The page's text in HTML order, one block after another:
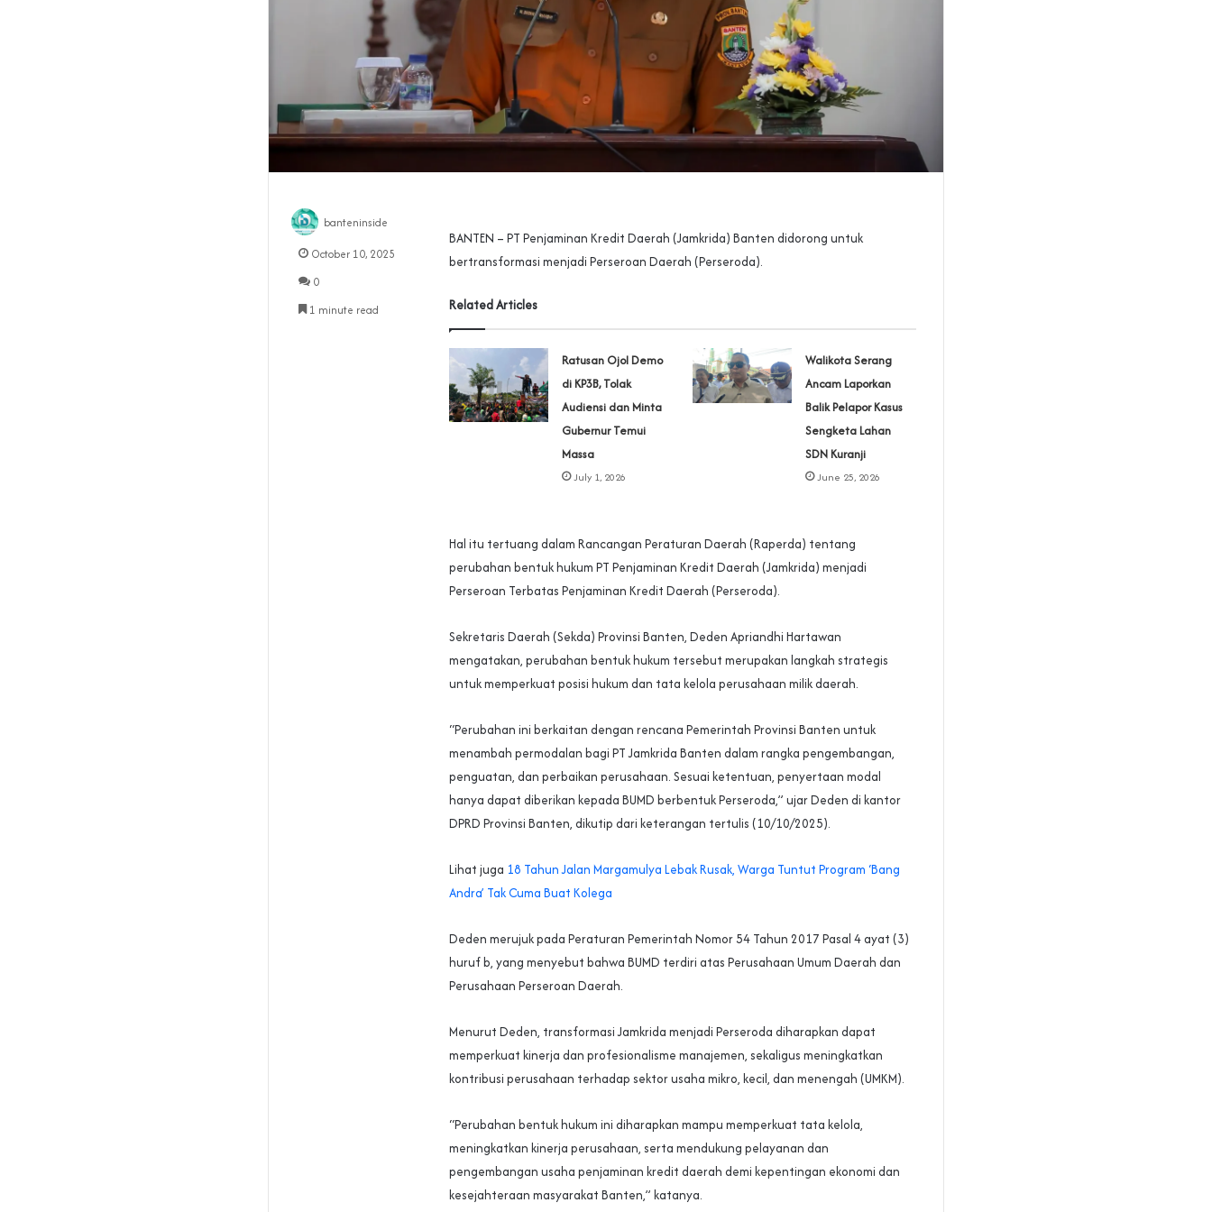
BANTEN – PT Penjaminan Kredit Daerah (Jamkrida) Banten didorong untuk
bertransformasi menjadi Perseroan Daerah (Perseroda).‎
Related Articles
‎Ratusan Ojol Demo
di KP3B, Tolak
Audiensi dan Minta
Gubernur Temui
Massa
July 1, 2026
Walikota Serang
Ancam Laporkan
Balik Pelapor Kasus
Sengketa Lahan
SDN Kuranji‎
June 25, 2026
Hal itu tertuang dalam Rancangan Peraturan Daerah (Raperda) tentang
perubahan bentuk hukum PT Penjaminan Kredit Daerah (Jamkrida) menjadi
Perseroan Terbatas Penjaminan Kredit Daerah (Perseroda).‎
Sekretaris Daerah (Sekda) Provinsi Banten, Deden Apriandhi Hartawan
mengatakan, perubahan bentuk hukum tersebut merupakan langkah strategis
untuk memperkuat posisi hukum dan tata kelola perusahaan milik daerah.
‎“Perubahan ini berkaitan dengan rencana Pemerintah Provinsi Banten untuk
menambah permodalan bagi PT Jamkrida Banten dalam rangka pengembangan,
penguatan, dan perbaikan perusahaan. Sesuai ketentuan, penyertaan modal
hanya dapat diberikan kepada BUMD berbentuk Perseroda,” ujar Deden di kantor
DPRD Provinsi Banten, dikutip dari keterangan tertulis (10/10/2025).
Lihat juga 18 Tahun Jalan Margamulya Lebak Rusak, Warga Tuntut Program ‘Bang
Andra’ Tak Cuma Buat Kolega
‎‎Deden merujuk pada Peraturan Pemerintah Nomor 54 Tahun 2017 Pasal 4 ayat (3)
huruf b, yang menyebut bahwa BUMD terdiri atas Perusahaan Umum Daerah dan
Perusahaan Perseroan Daerah.‎‎
Menurut Deden, transformasi Jamkrida menjadi Perseroda diharapkan dapat
memperkuat kinerja dan profesionalisme manajemen, sekaligus meningkatkan
kontribusi perusahaan terhadap sektor usaha mikro, kecil, dan menengah (UMKM).‎‎
“Perubahan bentuk hukum ini diharapkan mampu memperkuat tata kelola,
meningkatkan kinerja perusahaan, serta mendukung pelayanan dan
pengembangan usaha penjaminan kredit daerah demi kepentingan ekonomi dan
kesejahteraan masyarakat Banten,” katanya.‎‎
banteninside
October 10, 2025
0
1 minute read